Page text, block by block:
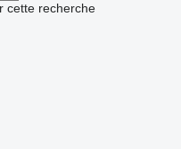
cette recherche